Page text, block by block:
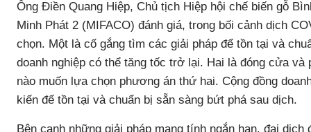
Ông Điền Quang Hiệp, Chủ tịch Hiệp hội chế biến gỗ
Minh Phát 2 (MIFACO) đánh giá, trong bối cảnh dịch
chọn. Một là cố gắng tìm các giải pháp để tồn tại và
doanh nghiệp có thể tăng tốc trở lại. Hai là đóng cửa và
nào muốn lựa chọn phương án thứ hai. Cộng đồng
kiến để tồn tại và chuẩn bị sẵn sàng bứt phá sau dịch.
Bên cạnh những giải pháp mang tính ngắn hạn, đại